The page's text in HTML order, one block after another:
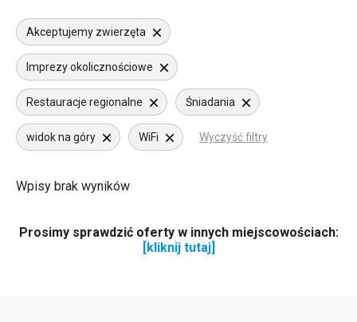
Akceptujemy zwierzęta
Imprezy okolicznościowe
Restauracje regionalne Śniadania
widok na góry WiFi Wyczyść filtry
Wpisy brak wyników
Prosimy sprawdzić oferty w innych miejscowościach:
[kliknij tutaj]